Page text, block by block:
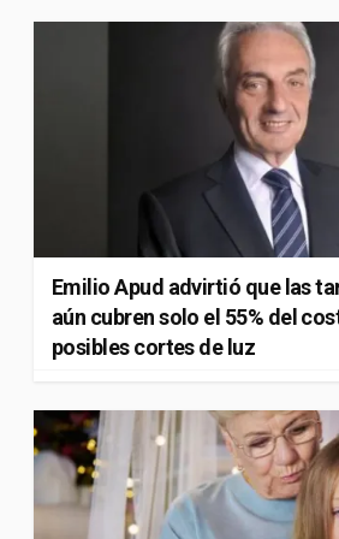
Emilio Apud advirtió que las
aún cubren solo el 55% del
posibles cortes de luz